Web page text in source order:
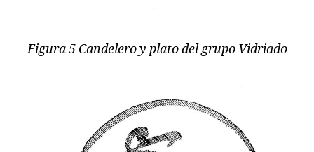
Figura 5 Candelero y plato del grupo Vidriado